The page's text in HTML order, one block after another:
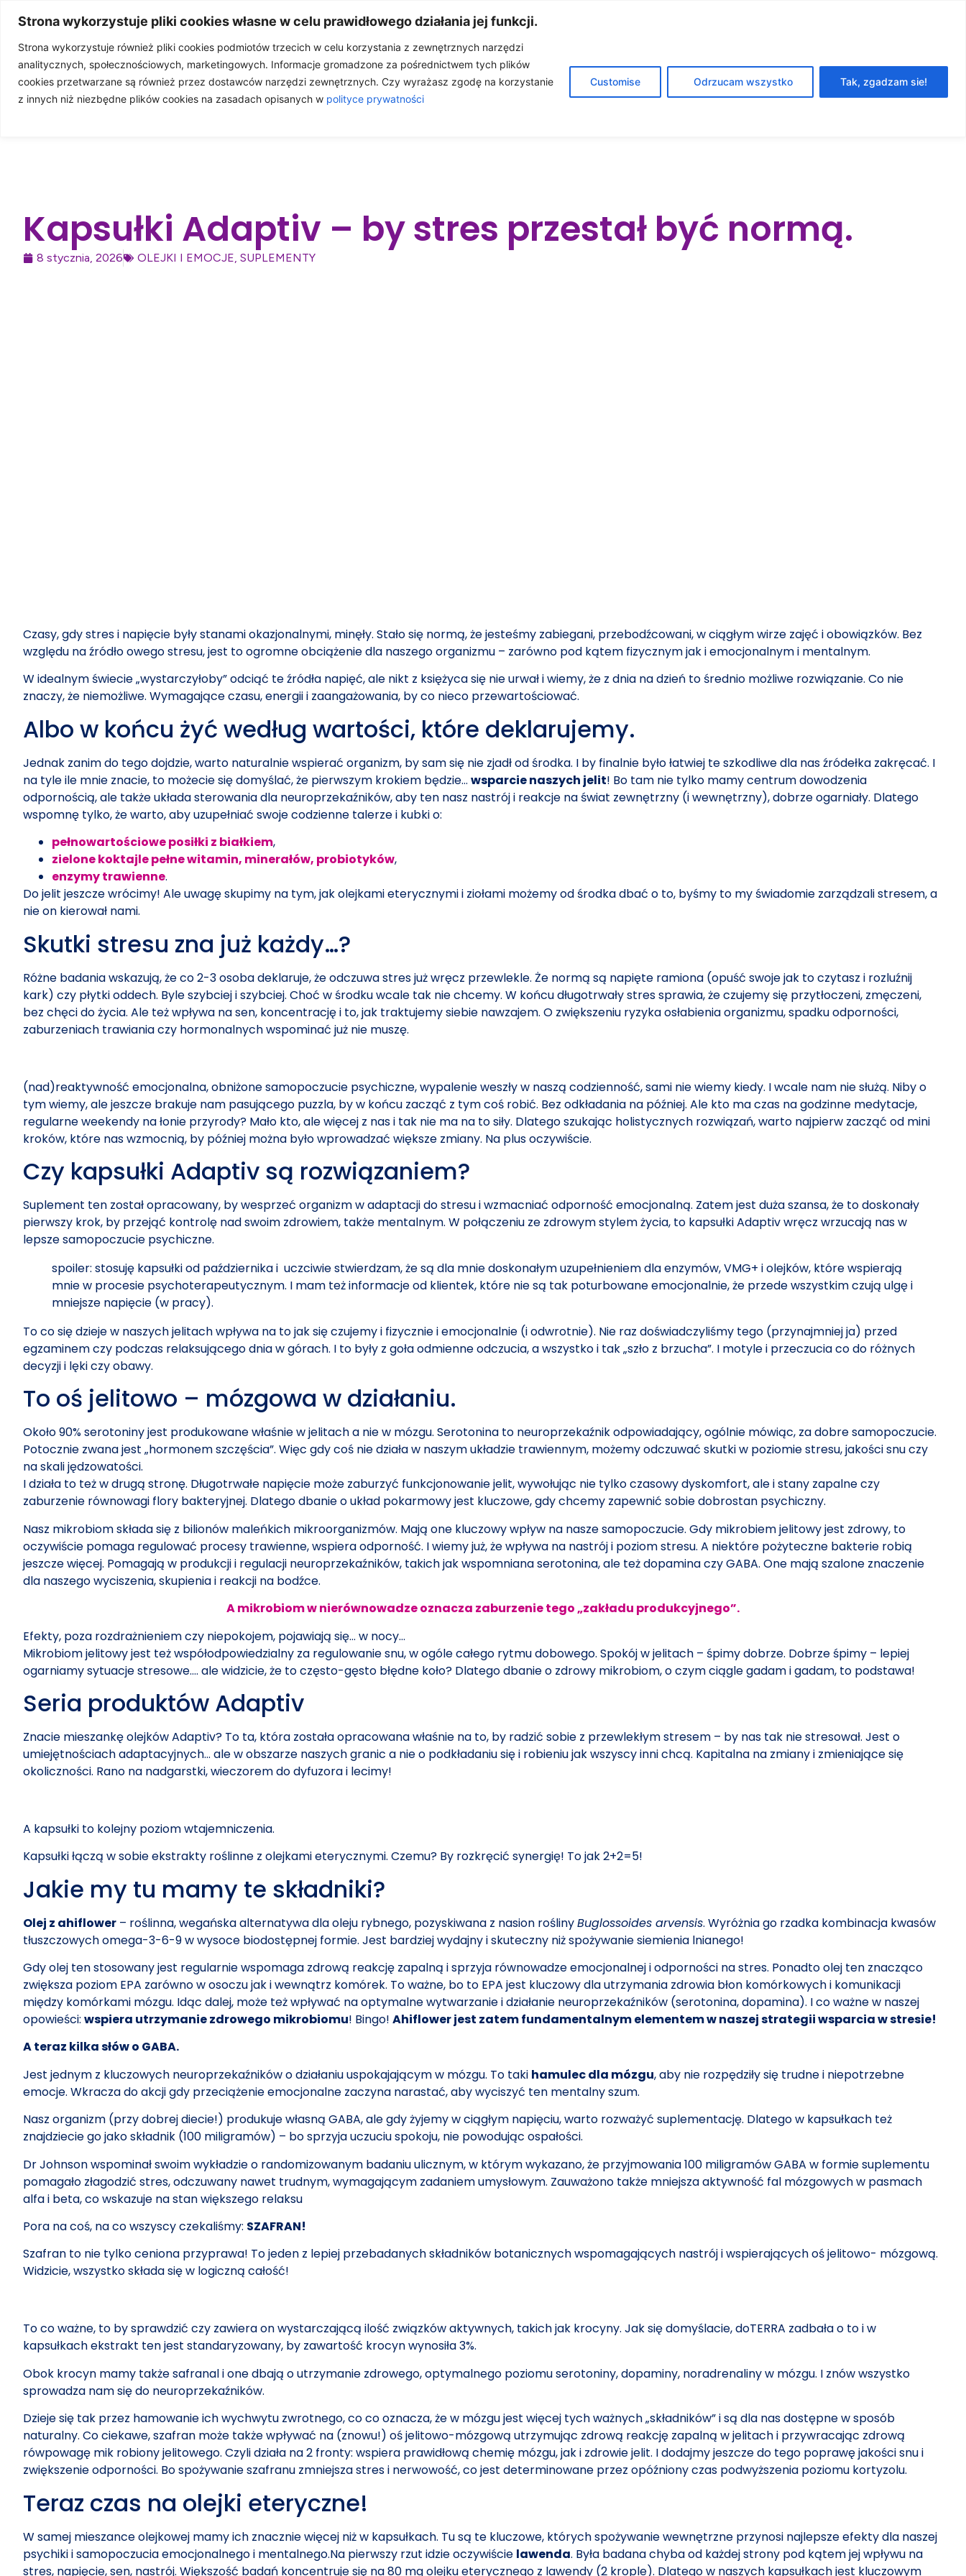
Strona wykorzystuje pliki cookies własne w celu prawidłowego działania jej funkcji.
Strona wykorzystuje również pliki cookies podmiotów trzecich w celu korzystania z zewnętrznych narzędzi
analitycznych, społecznościowych, marketingowych. Informacje gromadzone za pośrednictwem tych plików
cookies przetwarzane są również przez dostawców narzędzi zewnętrznych. Czy wyrażasz zgodę na korzystanie
z innych niż niezbędne plików cookies na zasadach opisanych w polityce prywatności
Customise Odrzucam wszystko Tak, zgadzam sie!
STRONA GŁÓWNA O MNIE OLEJKI ETERYCZNE BLOG
WSPÓŁPRACA KONTAKT
DOŁĄCZ DO
NEWSLETTERA
Kapsułki Adaptiv – by stres przestał być normą.
8 stycznia, 2026 OLEJKI I EMOCJE, SUPLEMENTY
Czasy, gdy stres i napięcie były stanami okazjonalnymi, minęły. Stało się normą, że jesteśmy zabiegani, przebodźcowani, w ciągłym wirze zajęć i obowiązków. Bez
względu na źródło owego stresu, jest to ogromne obciążenie dla naszego organizmu – zarówno pod kątem fizycznym jak i emocjonalnym i mentalnym.
W idealnym świecie „wystarczyłoby” odciąć te źródła napięć, ale nikt z księżyca się nie urwał i wiemy, że z dnia na dzień to średnio możliwe rozwiązanie. Co nie
znaczy, że niemożliwe. Wymagające czasu, energii i zaangażowania, by co nieco przewartościować.
Albo w końcu żyć według wartości, które deklarujemy.
Jednak zanim do tego dojdzie, warto naturalnie wspierać organizm, by sam się nie zjadł od środka. I by finalnie było łatwiej te szkodliwe dla nas źródełka zakręcać. I
na tyle ile mnie znacie, to możecie się domyślać, że pierwszym krokiem będzie… wsparcie naszych jelit! Bo tam nie tylko mamy centrum dowodzenia
odpornością, ale także układa sterowania dla neuroprzekaźników, aby ten nasz nastrój i reakcje na świat zewnętrzny (i wewnętrzny), dobrze ogarniały. Dlatego
wspomnę tylko, że warto, aby uzupełniać swoje codzienne talerze i kubki o:
pełnowartościowe posiłki z białkiem,
zielone koktajle pełne witamin, minerałów, probiotyków,
enzymy trawienne.
Do jelit jeszcze wrócimy! Ale uwagę skupimy na tym, jak olejkami eterycznymi i ziołami możemy od środka dbać o to, byśmy to my świadomie zarządzali stresem, a
nie on kierował nami.
Skutki stresu zna już każdy…?
Różne badania wskazują, że co 2-3 osoba deklaruje, że odczuwa stres już wręcz przewlekle. Że normą są napięte ramiona (opuść swoje jak to czytasz i rozluźnij
kark) czy płytki oddech. Byle szybciej i szybciej. Choć w środku wcale tak nie chcemy. W końcu długotrwały stres sprawia, że czujemy się przytłoczeni, zmęczeni,
bez chęci do życia. Ale też wpływa na sen, koncentrację i to, jak traktujemy siebie nawzajem. O zwiększeniu ryzyka osłabienia organizmu, spadku odporności,
zaburzeniach trawiania czy hormonalnych wspominać już nie muszę.
(nad)reaktywność emocjonalna, obniżone samopoczucie psychiczne, wypalenie weszły w naszą codzienność, sami nie wiemy kiedy. I wcale nam nie służą. Niby o
tym wiemy, ale jeszcze brakuje nam pasującego puzzla, by w końcu zacząć z tym coś robić. Bez odkładania na później. Ale kto ma czas na godzinne medytacje,
regularne weekendy na łonie przyrody? Mało kto, ale więcej z nas i tak nie ma na to siły. Dlatego szukając holistycznych rozwiązań, warto najpierw zacząć od mini
kroków, które nas wzmocnią, by później można było wprowadzać większe zmiany. Na plus oczywiście.
Czy kapsułki Adaptiv są rozwiązaniem?
Suplement ten został opracowany, by wesprzeć organizm w adaptacji do stresu i wzmacniać odporność emocjonalną. Zatem jest duża szansa, że to doskonały
pierwszy krok, by przejąć kontrolę nad swoim zdrowiem, także mentalnym. W połączeniu ze zdrowym stylem życia, to kapsułki Adaptiv wręcz wrzucają nas w
lepsze samopoczucie psychiczne.
spoiler: stosuję kapsułki od października i uczciwie stwierdzam, że są dla mnie doskonałym uzupełnieniem dla enzymów, VMG+ i olejków, które wspierają
mnie w procesie psychoterapeutycznym. I mam też informacje od klientek, które nie są tak poturbowane emocjonalnie, że przede wszystkim czują ulgę i
mniejsze napięcie (w pracy).
To co się dzieje w naszych jelitach wpływa na to jak się czujemy i fizycznie i emocjonalnie (i odwrotnie). Nie raz doświadczyliśmy tego (przynajmniej ja) przed
egzaminem czy podczas relaksującego dnia w górach. I to były z goła odmienne odczucia, a wszystko i tak „szło z brzucha”. I motyle i przeczucia co do różnych
decyzji i lęki czy obawy.
To oś jelitowo – mózgowa w działaniu.
Około 90% serotoniny jest produkowane właśnie w jelitach a nie w mózgu. Serotonina to neuroprzekaźnik odpowiadający, ogólnie mówiąc, za dobre samopoczucie.
Potocznie zwana jest „hormonem szczęścia”. Więc gdy coś nie działa w naszym układzie trawiennym, możemy odczuwać skutki w poziomie stresu, jakości snu czy
na skali jędzowatości.
I działa to też w drugą stronę. Długotrwałe napięcie może zaburzyć funkcjonowanie jelit, wywołując nie tylko czasowy dyskomfort, ale i stany zapalne czy
zaburzenie równowagi flory bakteryjnej. Dlatego dbanie o układ pokarmowy jest kluczowe, gdy chcemy zapewnić sobie dobrostan psychiczny.
Nasz mikrobiom składa się z bilionów maleńkich mikroorganizmów. Mają one kluczowy wpływ na nasze samopoczucie. Gdy mikrobiem jelitowy jest zdrowy, to
oczywiście pomaga regulować procesy trawienne, wspiera odporność. I wiemy już, że wpływa na nastrój i poziom stresu. A niektóre pożyteczne bakterie robią
jeszcze więcej. Pomagają w produkcji i regulacji neuroprzekaźników, takich jak wspomniana serotonina, ale też dopamina czy GABA. One mają szalone znaczenie
dla naszego wyciszenia, skupienia i reakcji na bodźce.
A mikrobiom w nierównowadze oznacza zaburzenie tego „zakładu produkcyjnego”.
Efekty, poza rozdrażnieniem czy niepokojem, pojawiają się… w nocy…
Mikrobiom jelitowy jest też współodpowiedzialny za regulowanie snu, w ogóle całego rytmu dobowego. Spokój w jelitach – śpimy dobrze. Dobrze śpimy – lepiej
ogarniamy sytuacje stresowe…. ale widzicie, że to często-gęsto błędne koło? Dlatego dbanie o zdrowy mikrobiom, o czym ciągle gadam i gadam, to podstawa!
Seria produktów Adaptiv
Znacie mieszankę olejków Adaptiv? To ta, która została opracowana właśnie na to, by radzić sobie z przewlekłym stresem – by nas tak nie stresował. Jest o
umiejętnościach adaptacyjnych… ale w obszarze naszych granic a nie o podkładaniu się i robieniu jak wszyscy inni chcą. Kapitalna na zmiany i zmieniające się
okoliczności. Rano na nadgarstki, wieczorem do dyfuzora i lecimy!
A kapsułki to kolejny poziom wtajemniczenia.
Kapsułki łączą w sobie ekstrakty roślinne z olejkami eterycznymi. Czemu? By rozkręcić synergię! To jak 2+2=5!
Jakie my tu mamy te składniki?
Olej z ahiflower – roślinna, wegańska alternatywa dla oleju rybnego, pozyskiwana z nasion roślinyBuglossoides arvensis. Wyróżnia go rzadka kombinacja kwasów
tłuszczowych omega-3-6-9 w wysoce biodostępnej formie. Jest bardziej wydajny i skuteczny niż spożywanie siemienia lnianego!
Gdy olej ten stosowany jest regularnie wspomaga zdrową reakcję zapalną i sprzyja równowadze emocjonalnej i odporności na stres. Ponadto olej ten znacząco
zwiększa poziom EPA zarówno w osoczu jak i wewnątrz komórek. To ważne, bo to EPA jest kluczowy dla utrzymania zdrowia błon komórkowych i komunikacji
między komórkami mózgu. Idąc dalej, może też wpływać na optymalne wytwarzanie i działanie neuroprzekaźników (serotonina, dopamina). I co ważne w naszej
opowieści: wspiera utrzymanie zdrowego mikrobiomu! Bingo! Ahiflower jest zatem fundamentalnym elementem w naszej strategii wsparcia w stresie!
A teraz kilka słów o GABA.
Jest jednym z kluczowych neuroprzekaźników o działaniu uspokajającym w mózgu. To taki hamulec dla mózgu, aby nie rozpędziły się trudne i niepotrzebne
emocje. Wkracza do akcji gdy przeciążenie emocjonalne zaczyna narastać, aby wyciszyć ten mentalny szum.
Nasz organizm (przy dobrej diecie!) produkuje własną GABA, ale gdy żyjemy w ciągłym napięciu, warto rozważyć suplementację. Dlatego w kapsułkach też
znajdziecie go jako składnik (100 miligramów) – bo sprzyja uczuciu spokoju, nie powodując ospałości.
Dr Johnson wspominał swoim wykładzie o randomizowanym badaniu ulicznym, w którym wykazano, że przyjmowania 100 miligramów GABA w formie suplementu
pomagało złagodzić stres, odczuwany nawet trudnym, wymagającym zadaniem umysłowym. Zauważono także mniejsza aktywność fal mózgowych w pasmach
alfa i beta, co wskazuje na stan większego relaksu
Pora na coś, na co wszyscy czekaliśmy: SZAFRAN!
Szafran to nie tylko ceniona przyprawa! To jeden z lepiej przebadanych składników botanicznych wspomagających nastrój i wspierających oś jelitowo- mózgową.
Widzicie, wszystko składa się w logiczną całość!
To co ważne, to by sprawdzić czy zawiera on wystarczającą ilość związków aktywnych, takich jak krocyny. Jak się domyślacie, doTERRA zadbała o to i w
kapsułkach ekstrakt ten jest standaryzowany, by zawartość krocyn wynosiła 3%.
Obok krocyn mamy także safranal i one dbają o utrzymanie zdrowego, optymalnego poziomu serotoniny, dopaminy, noradrenaliny w mózgu. I znów wszystko
sprowadza nam się do neuroprzekaźników.
Dzieje się tak przez hamowanie ich wychwytu zwrotnego, co co oznacza, że w mózgu jest więcej tych ważnych „składników” i są dla nas dostępne w sposób
naturalny. Co ciekawe, szafran może także wpływać na (znowu!) oś jelitowo-mózgową utrzymując zdrową reakcję zapalną w jelitach i przywracając zdrową
rówpowagę mik robiony jelitowego. Czyli działa na 2 fronty: wspiera prawidłową chemię mózgu, jak i zdrowie jelit. I dodajmy jeszcze do tego poprawę jakości snu i
zwiększenie odporności. Bo spożywanie szafranu zmniejsza stres i nerwowość, co jest determinowane przez opóźniony czas podwyższenia poziomu kortyzolu.
Teraz czas na olejki eteryczne!
W samej mieszance olejkowej mamy ich znacznie więcej niż w kapsułkach. Tu są te kluczowe, których spożywanie wewnętrzne przynosi najlepsze efekty dla naszej
psychiki i samopoczucia emocjonalnego i mentalnego.Na pierwszy rzut idzie oczywiście lawenda. Była badana chyba od każdej strony pod kątem jej wpływu na
stres, napięcie, sen, nastrój. Większość badań koncentruje się na 80 mg olejku eterycznego z lawendy (2 krople). Dlatego w naszych kapsułkach jest kluczowym